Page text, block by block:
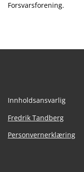
Forsvarsforening.
Innholdsansvarlig
Fredrik Tandberg
Personvernerklæring